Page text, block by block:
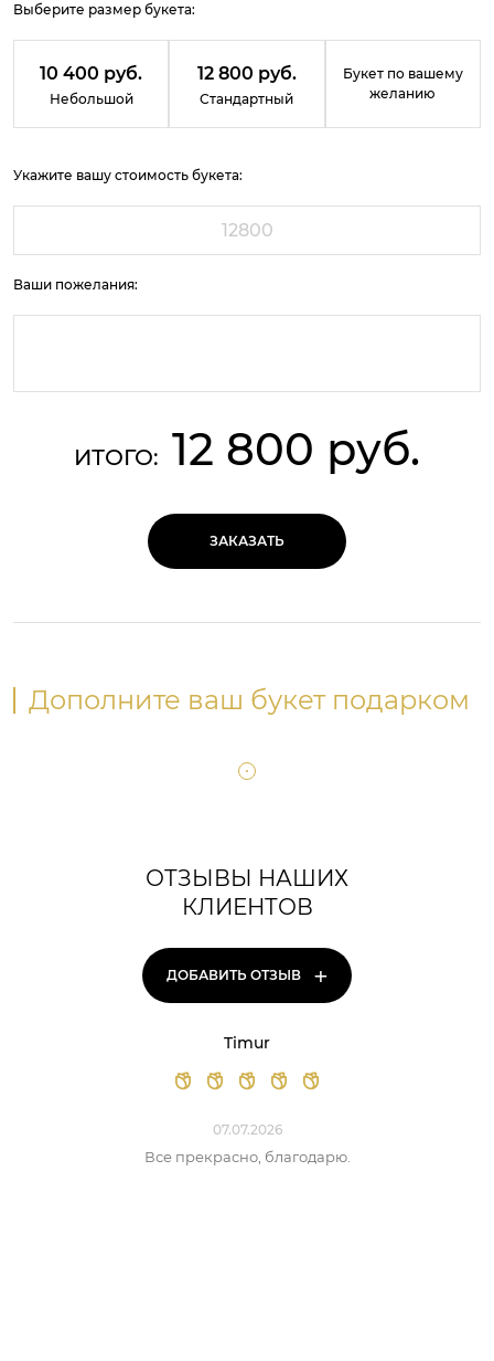
Выберите размер букета:
10 400 руб.
Небольшой
12 800 руб.
Стандартный
Букет по вашему
желанию
Укажите вашу стоимость букета:
Ваши пожелания:
ИТОГО: 12 800 руб.
ЗАКАЗАТЬ
Дополните ваш букет подарком
ОТЗЫВЫ НАШИХ
КЛИЕНТОВ
ДОБАВИТЬ ОТЗЫВ +
Timur
07.07.2026
Все прекрасно, благодарю.